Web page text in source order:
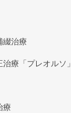
綴治療
療「プレオルソ」
療